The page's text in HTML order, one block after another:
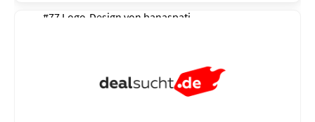
#77 Logo-Design von banaspati